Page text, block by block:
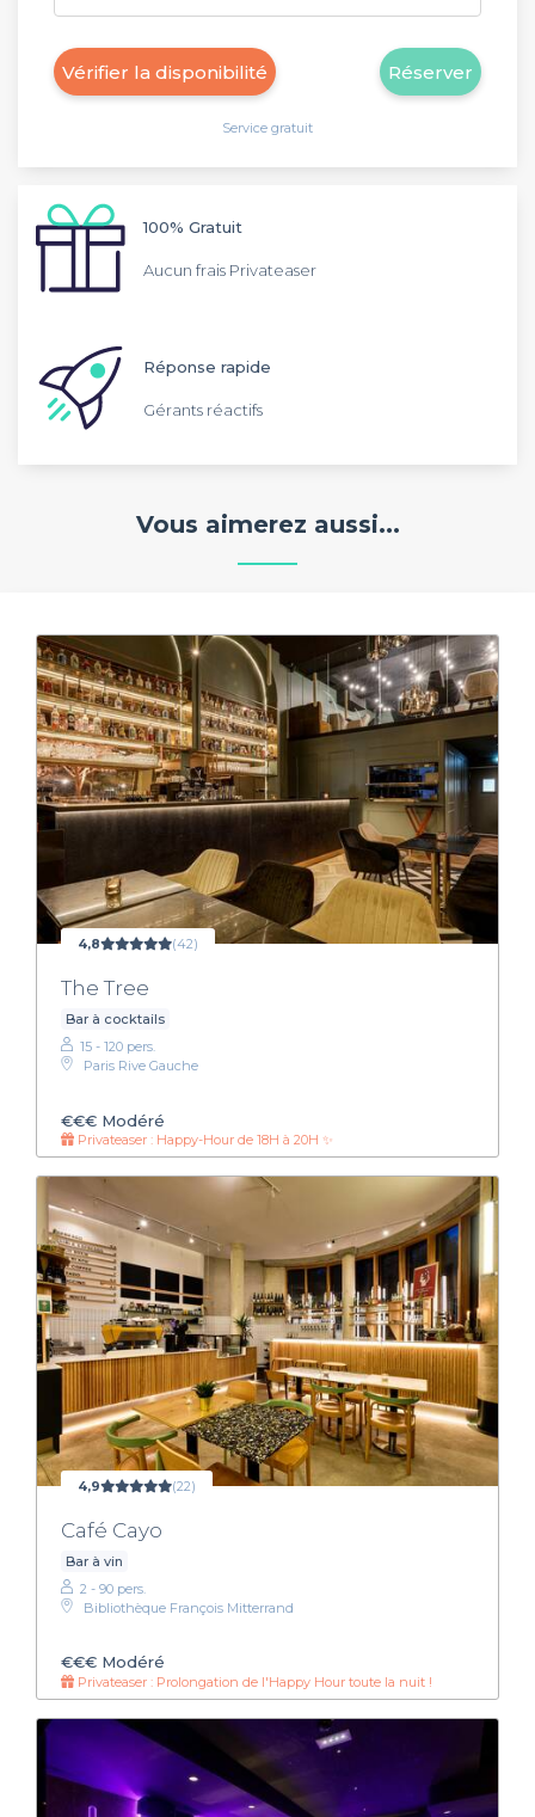
Réserver
Vérifier la disponibilité
Service gratuit
100% Gratuit
Aucun frais Privateaser
Réponse rapide
Gérants réactifs
Vous aimerez aussi...
4,8 (42)
The Tree
Bar à cocktails
15 - 120 pers.
Paris Rive Gauche
€€€ Modéré
Privateaser : Happy-Hour de 18H à 20H ✨
4,9 (22)
Café Cayo
Bar à vin
2 - 90 pers.
Bibliothèque François Mitterrand
€€€ Modéré
Privateaser : Prolongation de l'Happy Hour toute la nuit !